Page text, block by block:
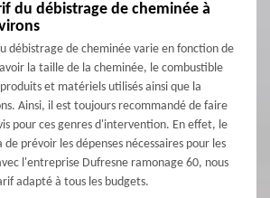
du débistrage de cheminée à
débistrage de cheminée varie en fonction de
la taille de la cheminée, le combustible
et matériels utilisés ainsi que la
Ainsi, il est toujours recommandé de faire
pour ces genres d'intervention. En effet, le
prévoir les dépenses nécessaires pour les
l'entreprise Dufresne ramonage 60, nous
adapté à tous les budgets.